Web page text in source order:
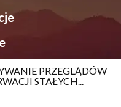
PRZEGLĄDÓW
STAŁYCH...